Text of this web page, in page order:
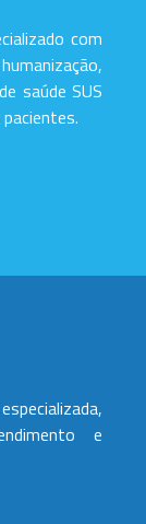
com
saúde SUS
e